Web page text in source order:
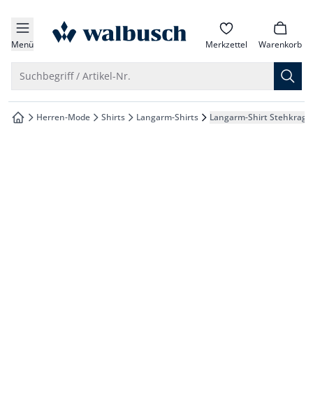
springen
springen
springen
springen
Menü zur Startseite Merkzettel Warenkorb
Suchbegriff / Artikel-Nr.
zur Startseite
Herren-Mode Shirts Langarm-Shirts Langarm-Shirt